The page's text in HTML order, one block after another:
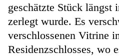
geschätzte Stück längst
zerlegt wurde. Es
verschlossenen Vitrine
Residenzschlosses, wo